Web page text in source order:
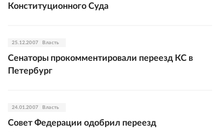
Конституционного Суда
25.12.2007 Власть
Сенаторы прокомментировали переезд КС в
Петербург
24.01.2007 Власть
Совет Федерации одобрил переезд